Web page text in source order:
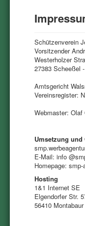
Schützenverein
Vorsitzender
Westerholzer
27383 Scheeßel
Amtsgericht
Vereinsregister:
Webmaster: Olaf
Umsetzung und
E-Mail: info
Homepage: smp-
Hosting
1&1 Internet SE
Elgendorfer Str.
56410 Montabaur